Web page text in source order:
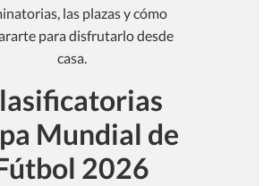
las plazas y cómo
para disfrutarlo desde
casa.
Mundial de
2026